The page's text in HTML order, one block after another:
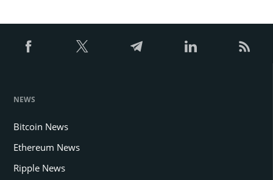
NEWS
Bitcoin News
Ethereum News
Ripple News